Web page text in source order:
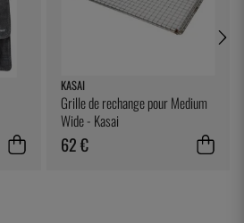
KASAI
Grille de rechange pour Medium
Wide - Kasai
62 €